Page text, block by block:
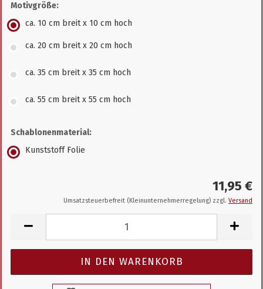
Motivgröße:
ca. 10 cm breit x 10 cm hoch
ca. 20 cm breit x 20 cm hoch
ca. 35 cm breit x 35 cm hoch
ca. 55 cm breit x 55 cm hoch
Schablonenmaterial:
Kunststoff Folie
11,95 €
Umsatzsteuerbefreit (Kleinunternehmerregelung) zzgl. Versand